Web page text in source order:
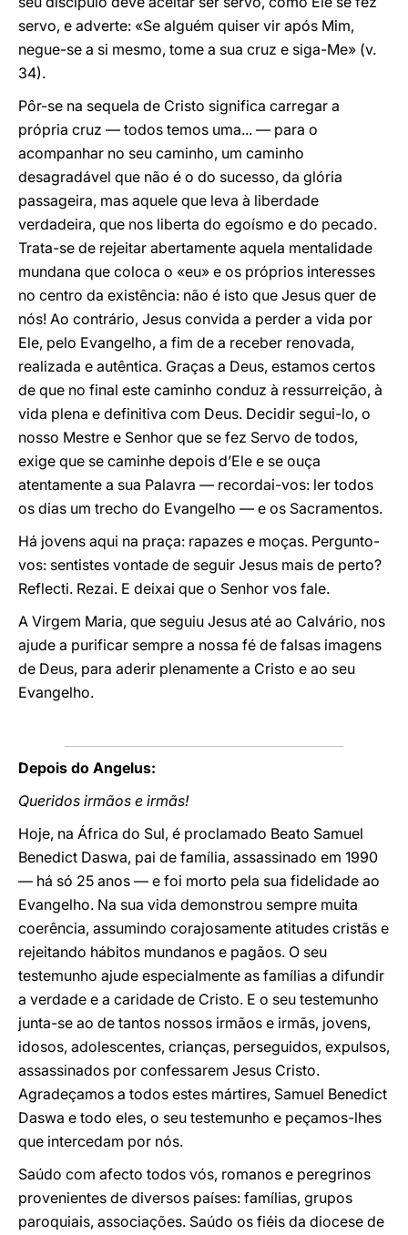
servo, e adverte: «Se alguém quiser vir após Mim,
negue-se a si mesmo, tome a sua cruz e siga-Me» (v.
34).
Pôr-se na sequela de Cristo significa carregar a
própria cruz — todos temos uma... — para o
acompanhar no seu caminho, um caminho
desagradável que não é o do sucesso, da glória
passageira, mas aquele que leva à liberdade
verdadeira, que nos liberta do egoísmo e do pecado.
Trata-se de rejeitar abertamente aquela mentalidade
mundana que coloca o «eu» e os próprios interesses
no centro da existência: não é isto que Jesus quer de
nós! Ao contrário, Jesus convida a perder a vida por
Ele, pelo Evangelho, a fim de a receber renovada,
realizada e autêntica. Graças a Deus, estamos certos
de que no final este caminho conduz à ressurreição, à
vida plena e definitiva com Deus. Decidir segui-lo, o
nosso Mestre e Senhor que se fez Servo de todos,
exige que se caminhe depois d’Ele e se ouça
atentamente a sua Palavra — recordai-vos: ler todos
os dias um trecho do Evangelho — e os Sacramentos.
Há jovens aqui na praça: rapazes e moças. Pergunto-
vos: sentistes vontade de seguir Jesus mais de perto?
Reflecti. Rezai. E deixai que o Senhor vos fale.
A Virgem Maria, que seguiu Jesus até ao Calvário, nos
ajude a purificar sempre a nossa fé de falsas imagens
de Deus, para aderir plenamente a Cristo e ao seu
Evangelho.
Depois do Angelus:
Queridos irmãos e irmãs!
Hoje, na África do Sul, é proclamado Beato Samuel
Benedict Daswa, pai de família, assassinado em 1990
— há só 25 anos — e foi morto pela sua fidelidade ao
Evangelho. Na sua vida demonstrou sempre muita
coerência, assumindo corajosamente atitudes cristãs e
rejeitando hábitos mundanos e pagãos. O seu
testemunho ajude especialmente as famílias a difundir
a verdade e a caridade de Cristo. E o seu testemunho
junta-se ao de tantos nossos irmãos e irmãs, jovens,
idosos, adolescentes, crianças, perseguidos, expulsos,
assassinados por confessarem Jesus Cristo.
Agradeçamos a todos estes mártires, Samuel Benedict
Daswa e todo eles, o seu testemunho e peçamos-lhes
que intercedam por nós.
Saúdo com afecto todos vós, romanos e peregrinos
provenientes de diversos países: famílias, grupos
paroquiais, associações. Saúdo os fiéis da diocese de